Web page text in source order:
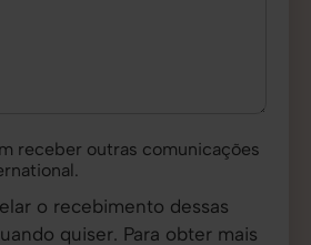
receber outras comunicações
o recebimento dessas
quiser. Para obter mais